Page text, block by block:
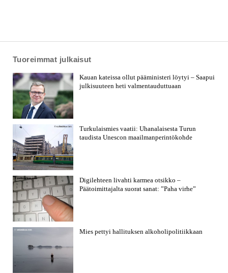
Tuoreimmat julkaisut
Kauan kateissa ollut pääministeri löytyi – Saapui
julkisuuteen heti valmentauduttuaan
Turkulaismies vaatii: Uhanalaisesta Turun
taudista Unescon maailmanperintökohde
Digilehteen livahti karmea otsikko –
Päätoimittajalta suorat sanat: ”Paha virhe”
Mies pettyi hallituksen alkoholipolitiikkaan